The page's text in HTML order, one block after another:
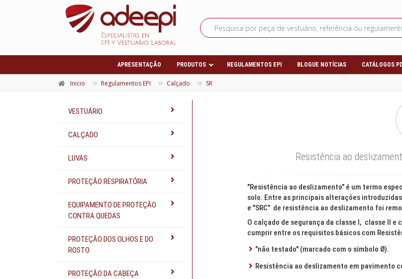
APRESENTAÇÃO PRODUTOS REGULAMENTOS EPI BLOGUE NOTÍCIAS CATÁLOGOS
Inicio Regulamentos EPI Calçado SR
VESTUÁRIO
CALÇADO
LUVAS
PROTEÇÃO RESPIRATÓRIA
EQUIPAMENTO DE PROTEÇÃO
CONTRA QUEDAS
PROTEÇÃO DOS OLHOS E DO
ROSTO
PROTEÇÃO DA CABEÇA
Resistência ao
"Resistência ao deslizamento" é um termo
solo. Entre as principais alterações
e "SRC" de resistência ao deslizamento foi
O calçado de segurança da classe I, classe II e
cumprir entre os requisitos básicos com
"não testado" (marcado com o símbolo Ø).
Resistência ao deslizamento em pavimento